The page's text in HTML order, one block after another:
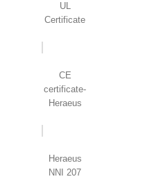
UL
Certificate
CE
certificate-
Heraeus
Heraeus
NNI 207